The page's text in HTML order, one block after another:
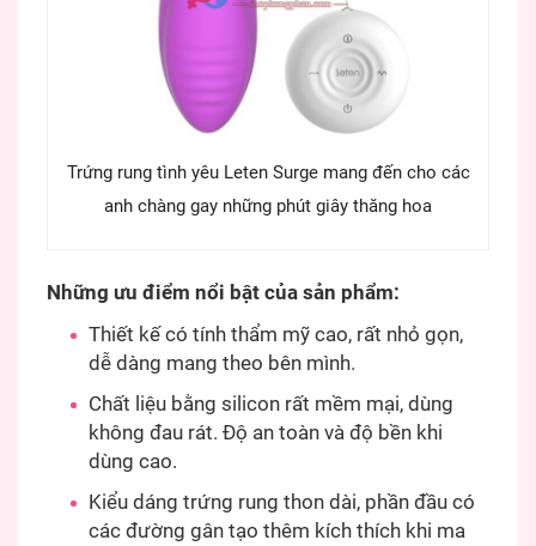
Trứng rung tình yêu Leten Surge mang đến cho các
anh chàng gay những phút giây thăng hoa
Những ưu điểm nổi bật của sản phẩm:
Thiết kế có tính thẩm mỹ cao, rất nhỏ gọn,
dễ dàng mang theo bên mình.
Chất liệu bằng silicon rất mềm mại, dùng
không đau rát. Độ an toàn và độ bền khi
dùng cao.
Kiểu dáng trứng rung thon dài, phần đầu có
các đường gân tạo thêm kích thích khi ma